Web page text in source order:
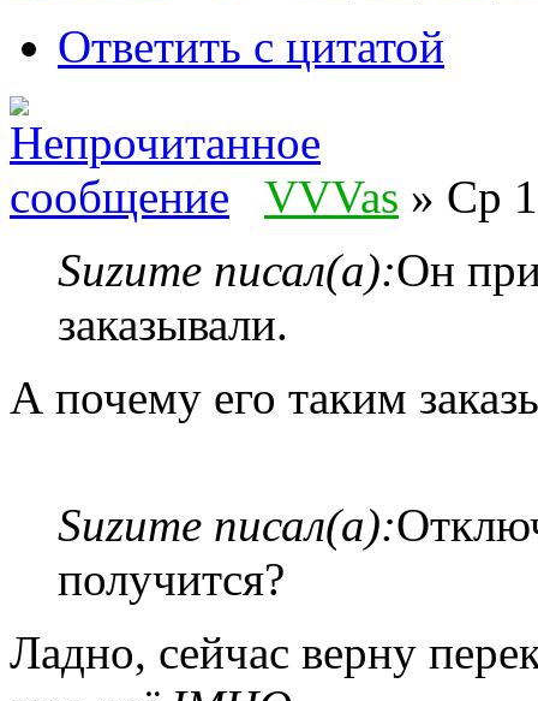
Ответить с цитатой
VVVas » Ср
Suzume писал(а):Он
заказывали.
А почему его таким
Suzume писал(а):
получится?
Ладно, сейчас верну